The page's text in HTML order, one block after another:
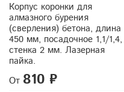
Корпус коронки для
алмазного бурения
(сверления) бетона, длина
450 мм, посадочное 1,1/1,4,
стенка 2 мм. Лазерная
пайка.
От 810 ₽